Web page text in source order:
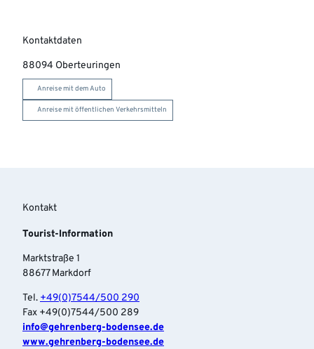
Kontaktdaten
88094 Oberteuringen
Anreise mit dem Auto
Anreise mit öffentlichen Verkehrsmitteln
Kontakt
Tourist-Information
Marktstraße 1
88677 Markdorf
Tel. +49(0)7544/500 290
Fax +49(0)7544/500 289
info‎@gehrenberg-bodensee.de
www.gehrenberg-bodensee.de